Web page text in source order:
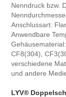
Nenndruck bzw.
Anschlussart:
Anwendbare
CF8(304),
verschiedene
und andere
LYV®